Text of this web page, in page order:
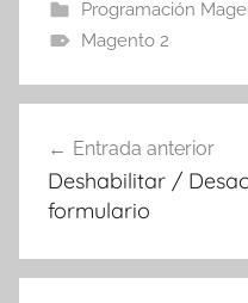
Programación
Magento 2
de
entradas
Entrada anterior
Deshabilitar /
formulario